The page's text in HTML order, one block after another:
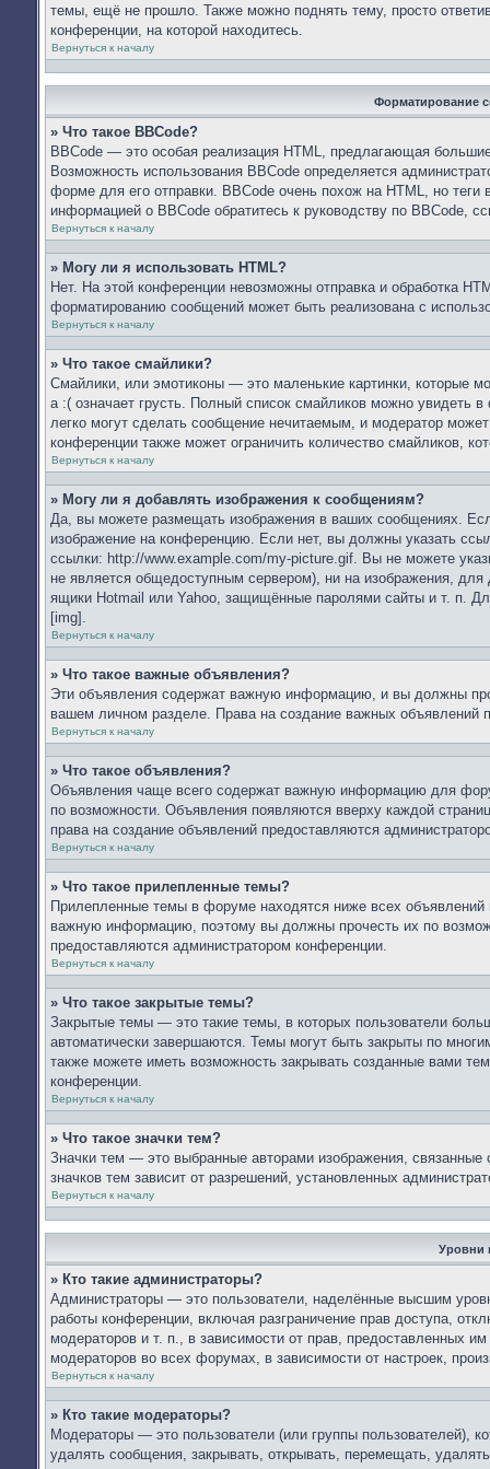
темы, ещё не прошло. Также можно поднять тему, просто
конференции, на которой находитесь.
Вернуться к началу
Форматирование
» Что такое BBCode?
BBCode — это особая реализация HTML, предлагающая
Возможность использования BBCode определяется
форме для его отправки. BBCode очень похож на HTML, но
информацией о BBCode обратитесь к руководству по BBCode,
Вернуться к началу
» Могу ли я использовать HTML?
Нет. На этой конференции невозможны отправка и обработка
форматированию сообщений может быть реализована с
Вернуться к началу
» Что такое смайлики?
Смайлики, или эмотиконы — это маленькие картинки, которые
а :( означает грусть. Полный список смайликов можно увидеть
легко могут сделать сообщение нечитаемым, и модератор
конференции также может ограничить количество смайликов,
Вернуться к началу
» Могу ли я добавлять изображения к сообщениям?
Да, вы можете размещать изображения в ваших сообщениях.
изображение на конференцию. Если нет, вы должны указать
ссылки: http://www.example.com/my-picture.gif. Вы не можете
не является общедоступным сервером), ни на изображения,
ящики Hotmail или Yahoo, защищённые паролями сайты и т. п.
[img].
Вернуться к началу
» Что такое важные объявления?
Эти объявления содержат важную информацию, и вы должны
вашем личном разделе. Права на создание важных объявлений
Вернуться к началу
» Что такое объявления?
Объявления чаще всего содержат важную информацию для
по возможности. Объявления появляются вверху каждой
права на создание объявлений предоставляются
Вернуться к началу
» Что такое прилепленные темы?
Прилепленные темы в форуме находятся ниже всех объявлений
важную информацию, поэтому вы должны прочесть их по
предоставляются администратором конференции.
Вернуться к началу
» Что такое закрытые темы?
Закрытые темы — это такие темы, в которых пользователи
автоматически завершаются. Темы могут быть закрыты по
также можете иметь возможность закрывать созданные вами
конференции.
Вернуться к началу
» Что такое значки тем?
Значки тем — это выбранные авторами изображения,
значков тем зависит от разрешений, установленных
Вернуться к началу
Уровни
» Кто такие администраторы?
Администраторы — это пользователи, наделённые высшим
работы конференции, включая разграничение прав доступа,
модераторов и т. п., в зависимости от прав, предоставленных
модераторов во всех форумах, в зависимости от настроек,
Вернуться к началу
» Кто такие модераторы?
Модераторы — это пользователи (или группы пользователей),
удалять сообщения, закрывать, открывать, перемещать,